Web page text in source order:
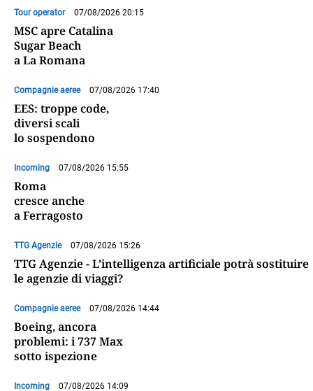
Tour operator 07/08/2026 20:15
MSC apre Catalina
Sugar Beach
a La Romana
Compagnie aeree 07/08/2026 17:40
EES: troppe code,
diversi scali
lo sospendono
Incoming 07/08/2026 15:55
Roma
cresce anche
a Ferragosto
TTG Agenzie 07/08/2026 15:26
TTG Agenzie - L’intelligenza artificiale potrà sostituire
le agenzie di viaggi?
Compagnie aeree 07/08/2026 14:44
Boeing, ancora
problemi: i 737 Max
sotto ispezione
Incoming 07/08/2026 14:09